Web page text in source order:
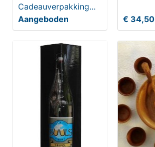
Cadeauverpakking
Vlerk 75cl
Aangeboden € 34,50